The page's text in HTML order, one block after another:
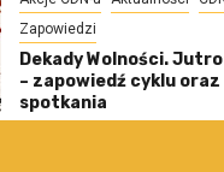
Zapowiedzi
Dekady Wolności.
– zapowiedź cyklu
spotkania